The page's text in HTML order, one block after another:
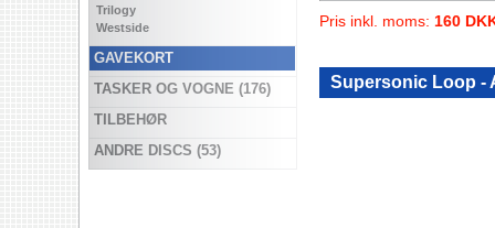
Trilogy
Westside
GAVEKORT
TASKER OG VOGNE (176)
TILBEHØR
ANDRE DISCS (53)
Pris inkl. moms: 160
Supersonic Loop -